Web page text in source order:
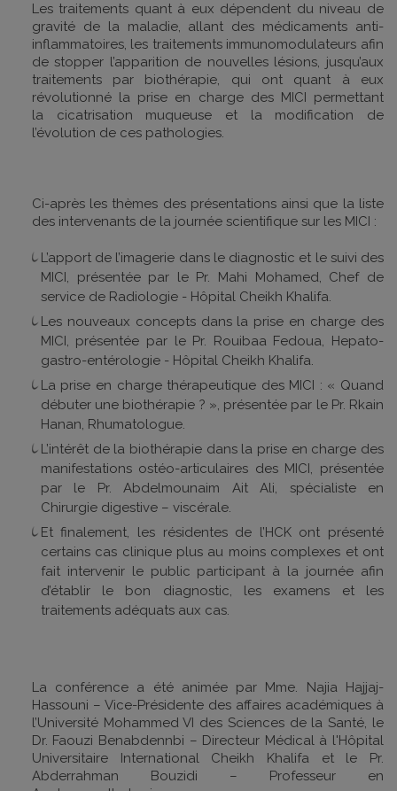
Les traitements quant à eux dépendent du niveau de
gravité de la maladie, allant des médicaments anti-
inflammatoires, les traitements immunomodulateurs afin
de stopper l’apparition de nouvelles lésions, jusqu’aux
traitements par biothérapie, qui ont quant à eux
révolutionné la prise en charge des MICI permettant
la cicatrisation muqueuse et la modification de
l’évolution de ces pathologies.
Ci-après les thèmes des présentations ainsi que la liste
des intervenants de la journée scientifique sur les MICI :
L’apport de l’imagerie dans le diagnostic et le suivi des
MICI, présentée par le Pr. Mahi Mohamed, Chef de
service de Radiologie - Hôpital Cheikh Khalifa.
Les nouveaux concepts dans la prise en charge des
MICI, présentée par le Pr. Rouibaa Fedoua, Hepato-
gastro-entérologie - Hôpital Cheikh Khalifa.
La prise en charge thérapeutique des MICI : « Quand
débuter une biothérapie ? », présentée par le Pr. Rkain
Hanan, Rhumatologue.
L’intérêt de la biothérapie dans la prise en charge des
manifestations ostéo-articulaires des MICI, présentée
par le Pr. Abdelmounaim Ait Ali, spécialiste en
Chirurgie digestive – viscérale.
Et finalement, les résidentes de l’HCK ont présenté
certains cas clinique plus au moins complexes et ont
fait intervenir le public participant à la journée afin
d’établir le bon diagnostic, les examens et les
traitements adéquats aux cas.
La conférence a été animée par Mme. Najia Hajjaj-
Hassouni – Vice-Présidente des affaires académiques à
l’Université Mohammed VI des Sciences de la Santé, le
Dr. Faouzi Benabdennbi – Directeur Médical à l'Hôpital
Universitaire International Cheikh Khalifa et le Pr.
Abderrahman Bouzidi – Professeur en